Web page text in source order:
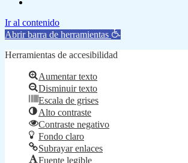
Ir al contenido
Abrir barra de herramientas
Herramientas de accesibilidad
Aumentar texto
Disminuir texto
Escala de grises
Alto contraste
Contraste negativo
Fondo claro
Subrayar enlaces
Fuente legible